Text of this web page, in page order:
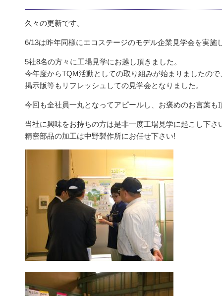
久々の更新です。
6/13は昨年同様にエコステージのモデル企業見学会を実施
5社8名の方々に工場見学にお越し頂きました。
今年度からTQM活動としての取り組みが始まりましたので
掲示版等もリフレッシュしての見学会となりました。
今回も全社員一丸となってアピールし、お褒めのお言葉も
当社に興味をお持ちの方は是非一度工場見学に起こし下さ
精密部品の加工は中野製作所にお任せ下さい!